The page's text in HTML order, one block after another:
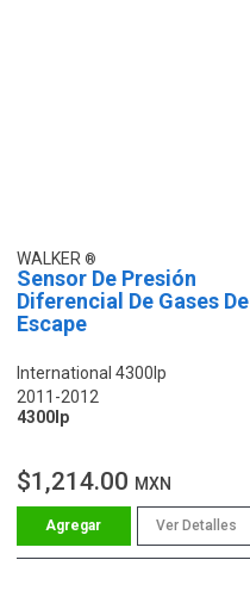
WALKER
Sensor De Presión
Diferencial De Gases De
Escape
International 4300lp
2011-2012
4300lp
$1,214.00 MXN
Ver Detalles